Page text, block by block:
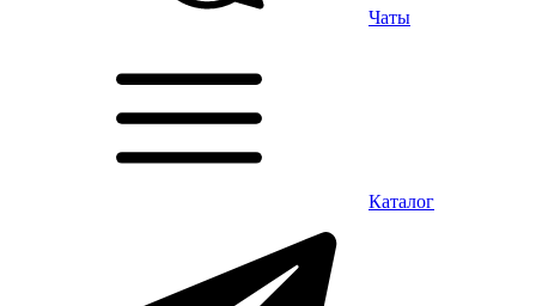
Чаты
Каталог